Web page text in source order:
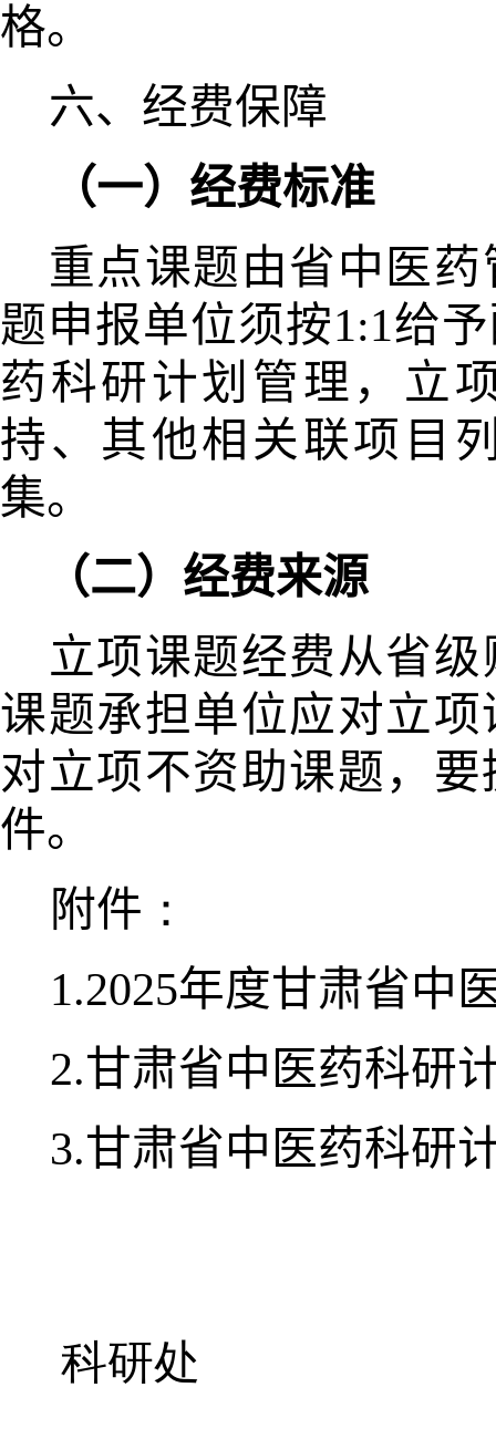
格。
六、经费保障
（一）经费标准
重点课题由省中医
题申报单位须按1:1给
药科研计划管理，立
持、其他相关联项目
集。
（二）经费来源
立项课题经费从省
课题承担单位应对立
对立项不资助课题， 要
件。
附件 ：
1.2025年度甘肃省中
2.甘肃省中医药科研
3.甘肃省中医药科研
科研处